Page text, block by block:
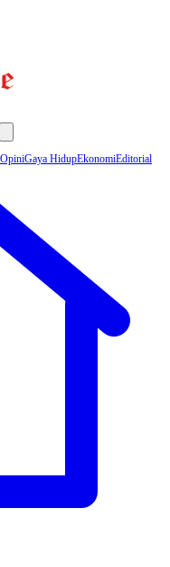
OpiniGaya HidupEkonomiEditorial